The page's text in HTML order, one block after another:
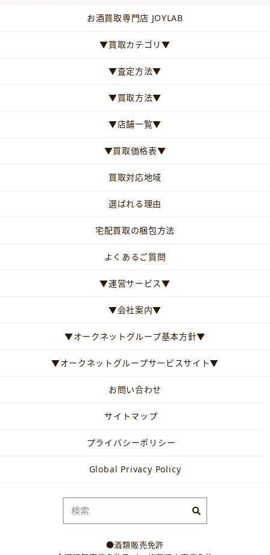
お酒買取専門店 JOYLAB
▼買取カテゴリ▼
▼査定方法▼
▼買取方法▼
▼店舗一覧▼
▼買取価格表▼
買取対応地域
選ばれる理由
宅配買取の梱包方法
よくあるご質問
▼運営サービス▼
▼会社案内▼
▼オークネットグループ基本方針▼
▼オークネットグループサービスサイト▼
お問い合わせ
サイトマップ
プライバシーポリシー
Global Privacy Policy
●酒類販売免許